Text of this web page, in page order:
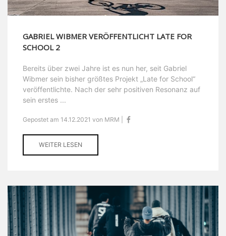
GABRIEL WIBMER VERÖFFENTLICHT LATE FOR
SCHOOL 2
Bereits über zwei Jahre ist es nun her, seit Gabriel
Wibmer sein bisher größtes Projekt „Late for School“
veröffentlichte. Nach der sehr positiven Resonanz auf
sein erstes ...
Gepostet am 14.12.2021 von MRM |
WEITER LESEN